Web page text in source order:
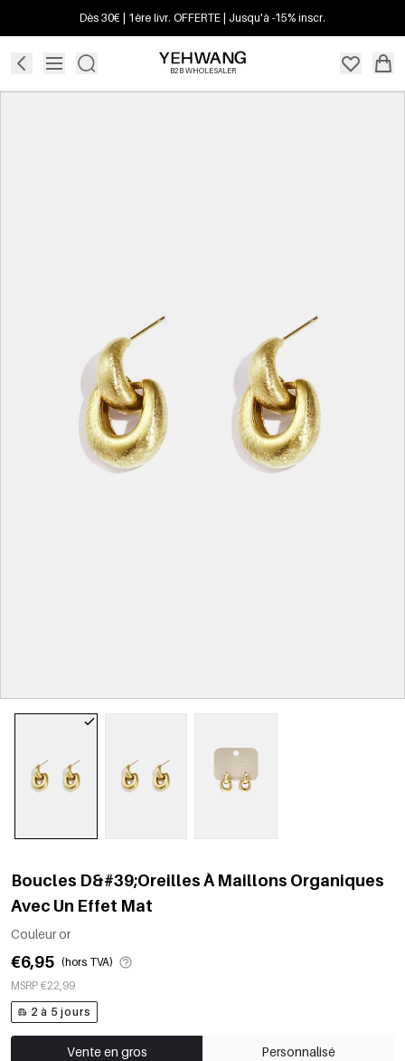
Dès 30€ | 1ère livr. OFFERTE | Jusqu'à -15% inscr.
B2B WHOLESALER
Boucles D&#39;Oreilles À Maillons Organiques
Avec Un Effet Mat
Couleur or
€6,95 (hors TVA)
MSRP €22,99
2 à 5 jours
Vente en gros Personnalisé